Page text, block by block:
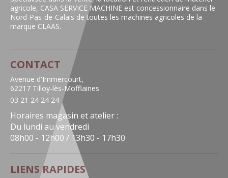
agricole, CASA SERVICE MACHINE est concessionnaire dans le
Nord-Pas-de-Calais de toutes les machines agricoles de la
marque CLAAS.
CONTACT
Avenue d'Immercourt,
62217 Tilloy-lès-Mofflaines
03 21 24 24 24
Horaires magasin et atelier :
Du lundi au vendredi
08h00 - 12h00 / 13h30 - 17h30
LIENS RAPIDES